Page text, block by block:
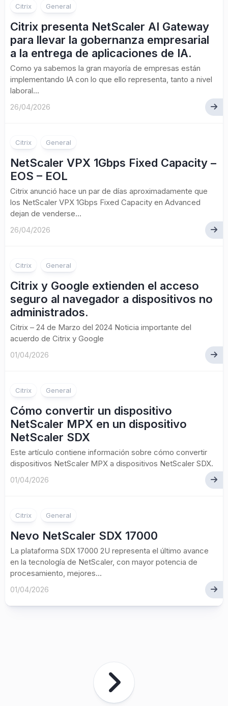
Citrix General
Citrix presenta NetScaler AI Gateway
para llevar la gobernanza empresarial
a la entrega de aplicaciones de IA.
Como ya sabemos la gran mayoría de empresas están
implementando IA con lo que ello representa, tanto a nivel
laboral...
26/04/2026
Citrix General
NetScaler VPX 1Gbps Fixed Capacity –
EOS – EOL
Citrix anunció hace un par de días aproximadamente que
los NetScaler VPX 1Gbps Fixed Capacity en Advanced
dejan de venderse...
26/04/2026
Citrix General
Citrix y Google extienden el acceso
seguro al navegador a dispositivos no
administrados.
Citrix – 24 de Marzo del 2024 Noticia importante del
acuerdo de Citrix y Google
01/04/2026
Citrix General
Cómo convertir un dispositivo
NetScaler MPX en un dispositivo
NetScaler SDX
Este artículo contiene información sobre cómo convertir
dispositivos NetScaler MPX a dispositivos NetScaler SDX.
01/04/2026
Citrix General
Nevo NetScaler SDX 17000
La plataforma SDX 17000 2U representa el último avance
en la tecnología de NetScaler, con mayor potencia de
procesamiento, mejores...
01/04/2026